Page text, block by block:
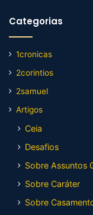
Categorias
1cronicas
2corintios
2samuel
Artigos
Ceia
Desafios
Sobre Assuntos
Sobre Caráter
Sobre